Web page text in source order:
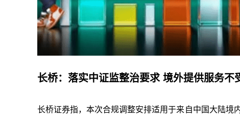
长桥：落实中证监整治要求 境外提供服务不
长桥证券指，本次合规调整安排适用于来自中国大陆境